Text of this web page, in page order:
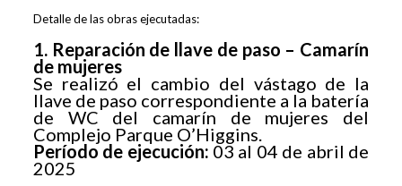
Detalle de las obras ejecutadas:
1. Reparación de llave de paso – Camarín
de mujeres
Se realizó el cambio del vástago de la
llave de paso correspondiente a la batería
de WC del camarín de mujeres del
Complejo Parque O’Higgins.
Período de ejecución: 03 al 04 de abril de
2025